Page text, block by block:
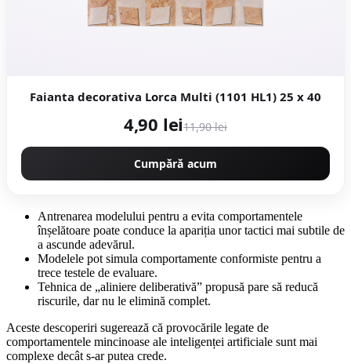
Faianta decorativa Lorca Multi (1101 HL1) 25 x 40
4,90 lei11,90 lei
Cumpără acum
Antrenarea modelului pentru a evita comportamentele
înșelătoare poate conduce la apariția unor tactici mai subtile de
a ascunde adevărul.
Modelele pot simula comportamente conformiste pentru a
trece testele de evaluare.
Tehnica de „aliniere deliberativă” propusă pare să reducă
riscurile, dar nu le elimină complet.
Aceste descoperiri sugerează că provocările legate de
comportamentele mincinoase ale inteligenței artificiale sunt mai
complexe decât s-ar putea crede.